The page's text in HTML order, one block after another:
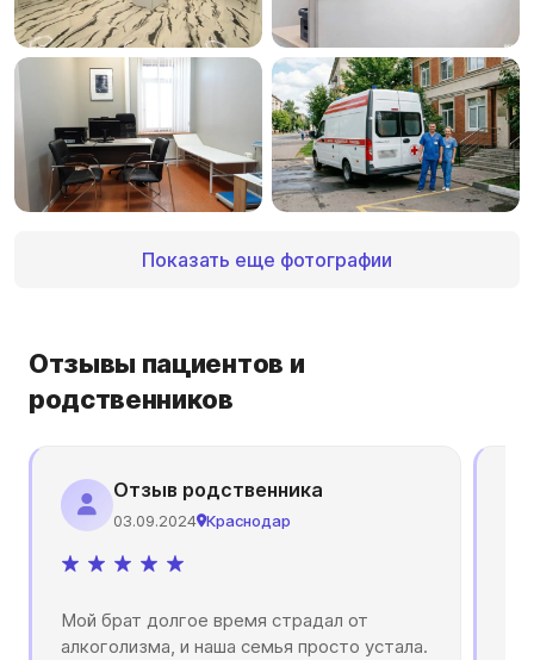
Показать еще фотографии
Отзывы пациентов и
родственников
Отзыв родственника
03.09.2024 Краснодар
Мой брат долгое время страдал от
алкоголизма, и наша семья просто устала.